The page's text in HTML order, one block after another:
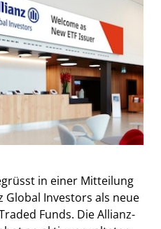
in einer Mitteilung
Global Investors als neue
Funds. Die Allianz-